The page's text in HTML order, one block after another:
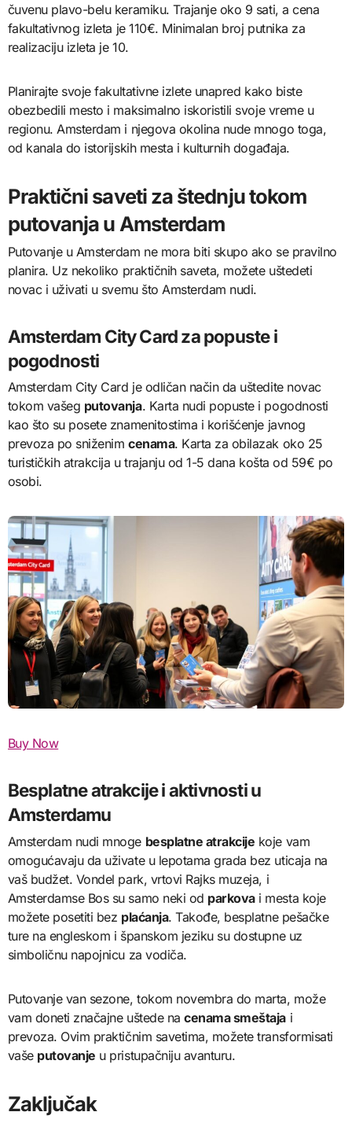
čuvenu plavo-belu keramiku. Trajanje oko 9 sati, a cena
fakultativnog izleta je 110€. Minimalan broj putnika za
realizaciju izleta je 10.
Planirajte svoje fakultativne izlete unapred kako biste
obezbedili mesto i maksimalno iskoristili svoje vreme u
regionu. Amsterdam i njegova okolina nude mnogo toga,
od kanala do istorijskih mesta i kulturnih događaja.
Praktični saveti za štednju tokom
putovanja u Amsterdam
Putovanje u Amsterdam ne mora biti skupo ako se pravilno
planira. Uz nekoliko praktičnih saveta, možete uštedeti
novac i uživati u svemu što Amsterdam nudi.
Amsterdam City Card za popuste i
pogodnosti
Amsterdam City Card je odličan način da uštedite novac
tokom vašeg putovanja. Karta nudi popuste i pogodnosti
kao što su posete znamenitostima i korišćenje javnog
prevoza po sniženim cenama. Karta za obilazak oko 25
turističkih atrakcija u trajanju od 1-5 dana košta od 59€ po
osobi.
Buy Now
Besplatne atrakcije i aktivnosti u
Amsterdamu
Amsterdam nudi mnoge besplatne atrakcije koje vam
omogućavaju da uživate u lepotama grada bez uticaja na
vaš budžet. Vondel park, vrtovi Rajks muzeja, i
Amsterdamse Bos su samo neki od parkovai mesta koje
možete posetiti bez plaćanja. Takođe, besplatne pešačke
ture na engleskom i španskom jeziku su dostupne uz
simboličnu napojnicu za vodiča.
Putovanje van sezone, tokom novembra do marta, može
vam doneti značajne uštede nacenama smeštaja i
prevoza. Ovim praktičnim savetima, možete transformisati
vaše putovanje u pristupačniju avanturu.
Zaključak